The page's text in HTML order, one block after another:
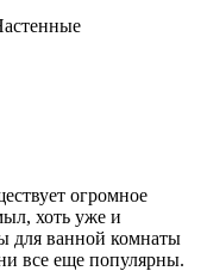
огромное
хоть уже и
для ванной комнаты
все еще популярны.